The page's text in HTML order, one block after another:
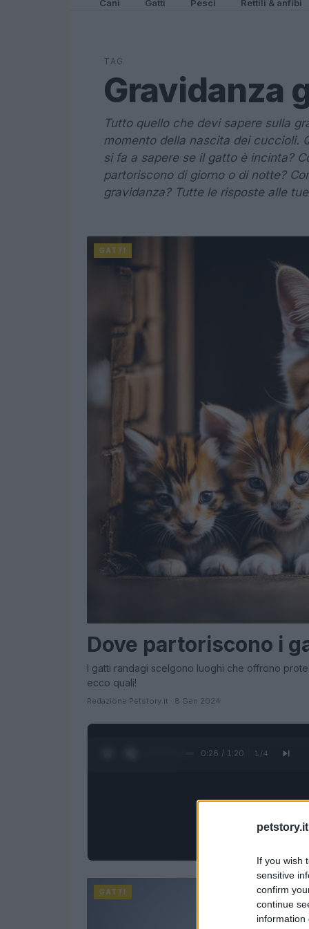
If you wish
sensitive
confirm
continue
information
Cani Gatti Pesci Rettili & anfibi
TAG
Gravidanza
Tutto quello che devi sapere sulla
momento della nascita dei cuccioli.
si fa a sapere se il gatto è incinta?
partoriscono di giorno o di notte?
gravidanza? Tutte le risposte alle
GATTI
Dove partoriscono i
I gatti randagi scelgono luoghi che offrono
ecco quali!
Redazione Petstory.it · 8 Gen 2024
0:28 / 1:20 1 /4
GATTI